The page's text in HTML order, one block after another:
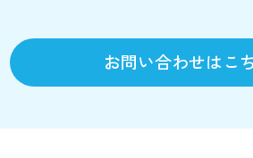
お問い合わせはこ